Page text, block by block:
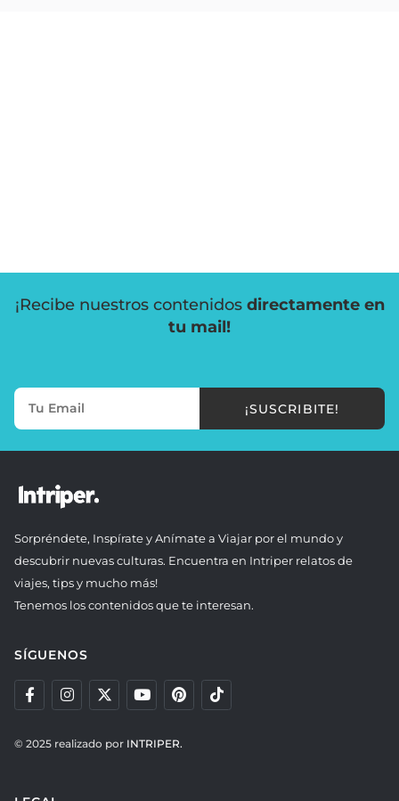
¡Recibe nuestros contenidos directamente en
tu mail!
¡SUSCRIBITE!
Sorpréndete, Inspírate y Anímate a Viajar por el mundo y
descubrir nuevas culturas. Encuentra en Intriper relatos de
viajes, tips y mucho más!
Tenemos los contenidos que te interesan.
SÍGUENOS
© 2025 realizado por INTRIPER.